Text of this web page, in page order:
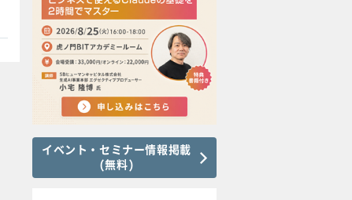
イベント・セミナー情報掲載
(無料)